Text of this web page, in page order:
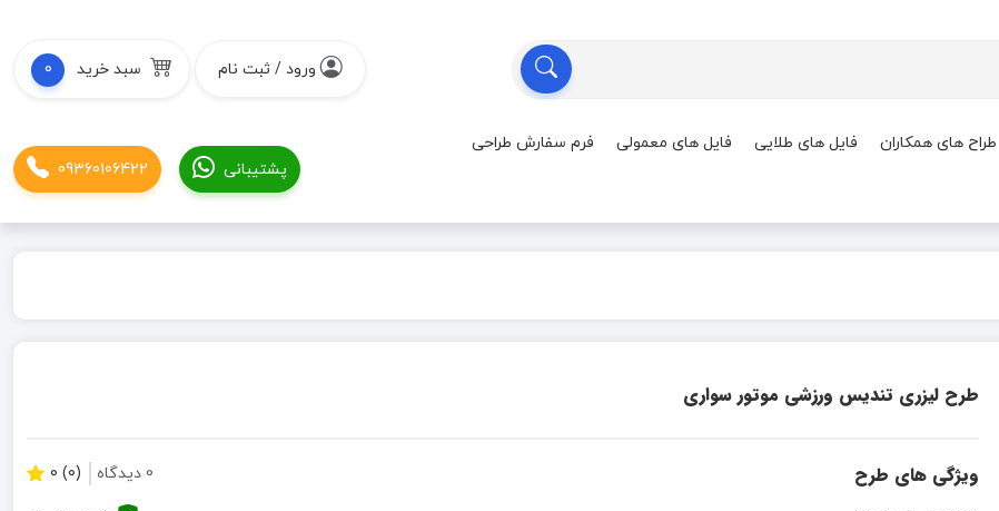
ورود / ثبت نام سبد خرید 0
طراح های همکاران فایل های طلایی فایل های معمولی فرم سفارش طراحی
پشتیبانی 09360106422
طرح لیزری تندیس ورزشی موتور سواری
ویژگی های طرح 0 دیدگاه (0) 0